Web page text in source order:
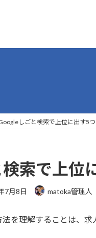
しごと検索で上位に出す5
索で上位
7月8日 matoka管理人
法を理解することは、